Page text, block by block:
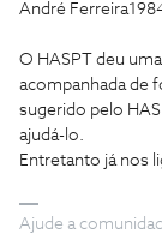
André
O HASPT deu
acompanhada de
sugerido pelo
ajudá-lo.
Entretanto já nos
Ajude a